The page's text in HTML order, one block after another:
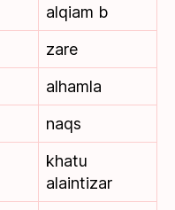
alqiam b
zare
alhamla
naqs
khatu
alaintizar